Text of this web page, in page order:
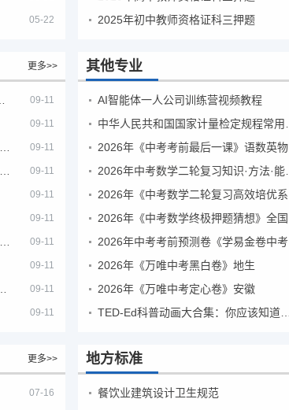
05-22 2025年初中教师资格证科三押题
更多>>
09-11
09-11
09-11
09-11
09-11
09-11
09-11
09-11
09-11
09-11
其他专业
AI智能体一人公司训练营视频教程
2026年《万唯中考黑白卷》地生
2026年《万唯中考定心卷》安徽
更多>>
07-16
地方标准
餐饮业建筑设计卫生规范